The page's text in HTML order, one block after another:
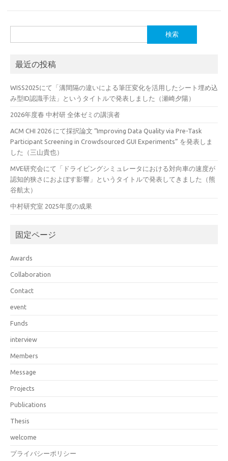
索:
最近の投稿
WISS2025にて「溝間隔の違いによる筆圧変化を活用したシート埋め込
み型ID認識手法」というタイトルで発表しました（瀬崎夕陽）
2026年度春 中村研 全体ゼミの講演者
ACM CHI 2026 にて採択論文 “Improving Data Quality via Pre-Task
Participant Screening in Crowdsourced GUI Experiments” を発表しま
した（三山貴也）
MVE研究会にて「ドライビングシミュレータにおける対向車の速度が
認知的狭さにおよぼす影響」というタイトルで発表してきました（熊
谷航太）
中村研究室 2025年度の成果
固定ページ
Awards
Collaboration
Contact
event
Funds
interview
Members
Message
Projects
Publications
Thesis
welcome
プライバシーポリシー